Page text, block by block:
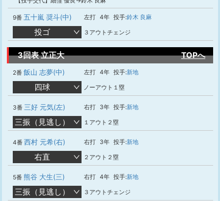
9番 五十嵐 奨斗(中) 左打 4年 投手:鈴木 良麻
投ゴ ３アウトチェンジ
3回表 立正大 TOPへ
2番 飯山 志夢(中) 左打 4年 投手:新地
四球 ノーアウト１塁
3番 三好 元気(左) 右打 3年 投手:新地
三振（見逃し） １アウト２塁
4番 西村 元希(右) 右打 3年 投手:新地
右直 ２アウト２塁
5番 熊谷 大生(三) 右打 4年 投手:新地
三振（見逃し） ３アウトチェンジ